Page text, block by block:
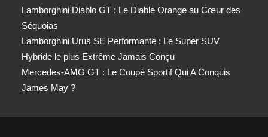
Lamborghini Diablo GT : Le Diable Orange au Cœur des
Séquoias
Lamborghini Urus SE Performante : Le Super SUV
Hybride le plus Extrême Jamais Conçu
Mercedes-AMG GT : Le Coupé Sportif Qui A Conquis
James May ?